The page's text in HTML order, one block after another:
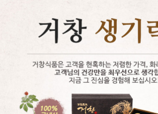
페이코 ID로 페